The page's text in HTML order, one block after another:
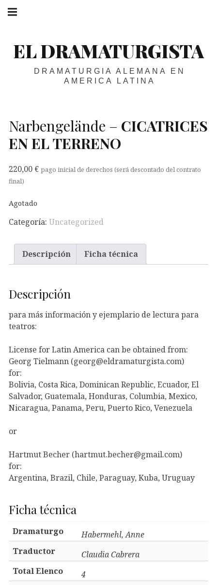
Skip
EL DRAMATURGISTA
DRAMATURGIA ALEMANA EN
AMERICA LATINA
navigation
Narbengelände – CICATRICES
ENEL TERRENO
220,00 € pago inicial de derechos (será descontado del contrato
final)
Agotado
Categoría: Uncategorized
Descripción Ficha técnica
Descripción
para más información y ejemplario de lectura para
teatros:
License for Latin America can be obtained from:
Georg Tielmann (georg@eldramaturgista.com)
for:
Bolivia, Costa Rica, Dominican Republic, Ecuador, El
Salvador, Guatemala, Honduras, Columbia, Mexico,
Nicaragua, Panama, Peru, Puerto Rico, Venezuela
or
Hartmut Becher (hartmut.becher@gmail.com)
for:
Argentina, Brazil, Chile, Paraguay, Kuba, Uruguay
Ficha técnica
Dramaturgo
Habermehl, Anne
Traductor
​Claudia Cabrera​
Total Elenco
4